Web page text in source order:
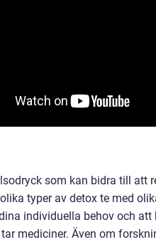
som kan bidra till att
typer av detox te med
individuella behov och
mediciner. Även om